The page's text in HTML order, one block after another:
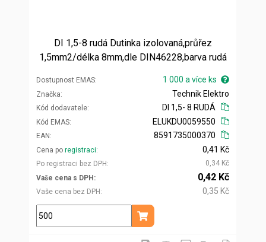
DI 1,5-8 rudá Dutinka izolovaná,průřez
1,5mm2/délka 8mm,dle DIN46228,barva rudá
Dostupnost EMAS 1 000 a více ks
Značka
Kód dodavatele
Technik Elektro
DI 1,5- 8 RUDÁ
Kód EMAS
EAN
ELUKDU0059550
8591735000370
Cena po registraci
Po registraci bez DPH
0,41 Kč
0,34 Kč
Vaše cena s DPH
Vaše cena bez DPH
0,42 Kč
0,35 Kč
ks
Přidat do košíku